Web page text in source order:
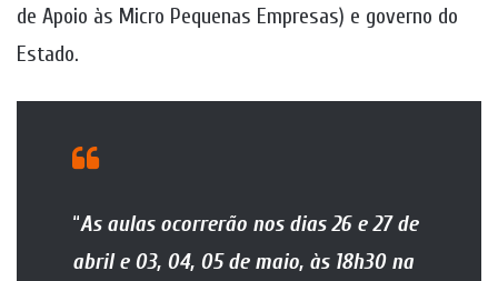
de Apoio às Micro Pequenas Empresas) e governo do
Estado.
“As aulas ocorrerão nos dias 26 e 27 de
abril e 03, 04, 05 de maio, às 18h30 na